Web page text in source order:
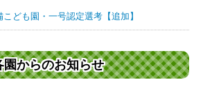
ども園・一号認定選考【追加】
園からのお知らせ